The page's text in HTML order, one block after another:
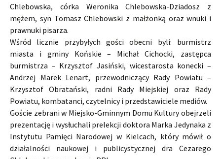
Chlebowska, córka Weronika Chlebowska-Dziadosz z
mężem, syn Tomasz Chlebowski z małżonką oraz wnuki i
prawnuki pisarza.
Wśród licznie przybyłych gości obecni byli: burmistrz
miasta i gminy Końskie – Michał Cichocki, zastępca
burmistrza – Krzysztof Jasiński, wicestarosta konecki –
Andrzej Marek Lenart, przewodniczący Rady Powiatu –
Krzysztof Obratański, radni Rady Miejskiej oraz Rady
Powiatu, kombatanci, czytelnicy i przedstawiciele mediów.
Goście zebrani w Miejsko-Gminnym Domu Kultury obejrzeli
prezentację i wysłuchali prelekcji doktora Marka Jedynaka z
Instytutu Pamięci Narodowej w Kielcach, który mówił o
działalności naukowej i publicystycznej dra Cezarego